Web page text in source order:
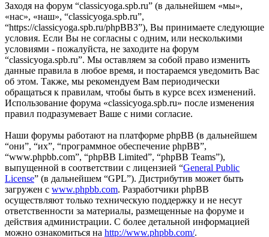
Заходя на форум “classicyoga.spb.ru” (в дальнейшем «мы»,
«нас», «наш», “classicyoga.spb.ru”,
“https://classicyoga.spb.ru/phpBB3”), Вы принимаете следующие
условия. Если Вы не согласны с одним, или несколькими
условиями - пожалуйста, не заходите на форум
“classicyoga.spb.ru”. Мы оставляем за собой право изменить
данные правила в любое время, и постараемся уведомить Вас
об этом. Также, мы рекомендуем Вам периодически
обращаться к правилам, чтобы быть в курсе всех изменений.
Использование форума «classicyoga.spb.ru» после изменения
правил подразумевает Ваше с ними согласие.
Наши форумы работают на платформе phpBB (в дальнейшем
“они”, “их”, “программное обеспечение phpBB”,
“www.phpbb.com”, “phpBB Limited”, “phpBB Teams”),
выпущенной в соответствии с лицензией “General Public
License” (в дальнейшем “GPL”). Дистрибутив может быть
загружен с www.phpbb.com. Разработчики phpBB
осуществляют только техническую поддержку и не несут
ответственности за материалы, размещенные на форуме и
действия администрации. С более детальной информацией
можно ознакомиться на http://www.phpbb.com/.